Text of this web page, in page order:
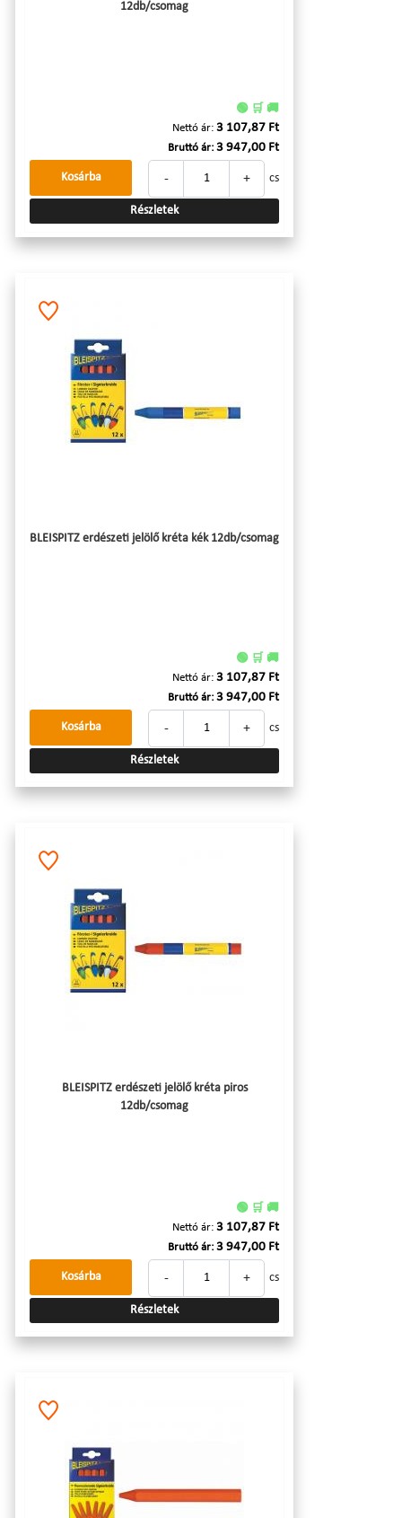
12db/csomag
🟢 🛒 🚚
Nettó ár: 3 107,87 Ft
Bruttó ár: 3 947,00 Ft
- + cs
Kosárba
Részletek
BLEISPITZ erdészeti jelölő kréta kék 12db/csomag
🟢 🛒 🚚
Nettó ár: 3 107,87 Ft
Bruttó ár: 3 947,00 Ft
- + cs
Kosárba
Részletek
BLEISPITZ erdészeti jelölő kréta piros
12db/csomag
🟢 🛒 🚚
Nettó ár: 3 107,87 Ft
Bruttó ár: 3 947,00 Ft
- + cs
Kosárba
Részletek